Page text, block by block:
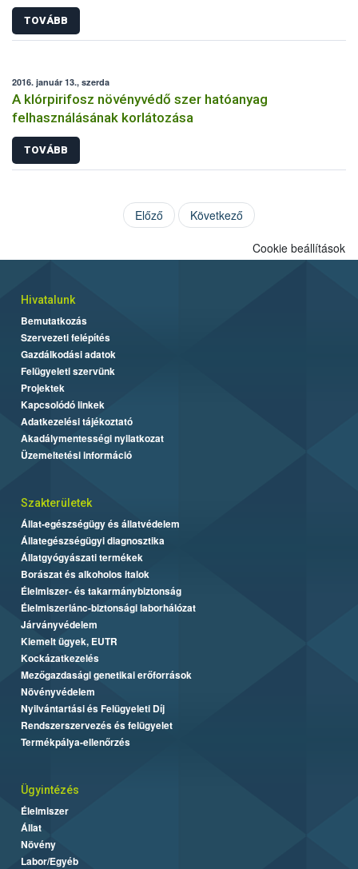
TOVÁBB
2016. január 13., szerda
A klórpirifosz növényvédő szer hatóanyag
felhasználásának korlátozása
TOVÁBB
Előző Következő
Cookie beállítások
Hivatalunk
Bemutatkozás
Szervezeti felépítés
Gazdálkodási adatok
Felügyeleti szervünk
Projektek
Kapcsolódó linkek
Adatkezelési tájékoztató
Akadálymentességi nyilatkozat
Üzemeltetési információ
Szakterületek
Állat-egészségügy és állatvédelem
Állategészségügyi diagnosztika
Állatgyógyászati termékek
Borászat és alkoholos italok
Élelmiszer- és takarmánybiztonság
Élelmiszerlánc-biztonsági laborhálózat
Járványvédelem
Kiemelt ügyek, EUTR
Kockázatkezelés
Mezőgazdasági genetikai erőforrások
Növényvédelem
Nyilvántartási és Felügyeleti Díj
Rendszerszervezés és felügyelet
Termékpálya-ellenőrzés
Ügyintézés
Élelmiszer
Állat
Növény
Labor/Egyéb